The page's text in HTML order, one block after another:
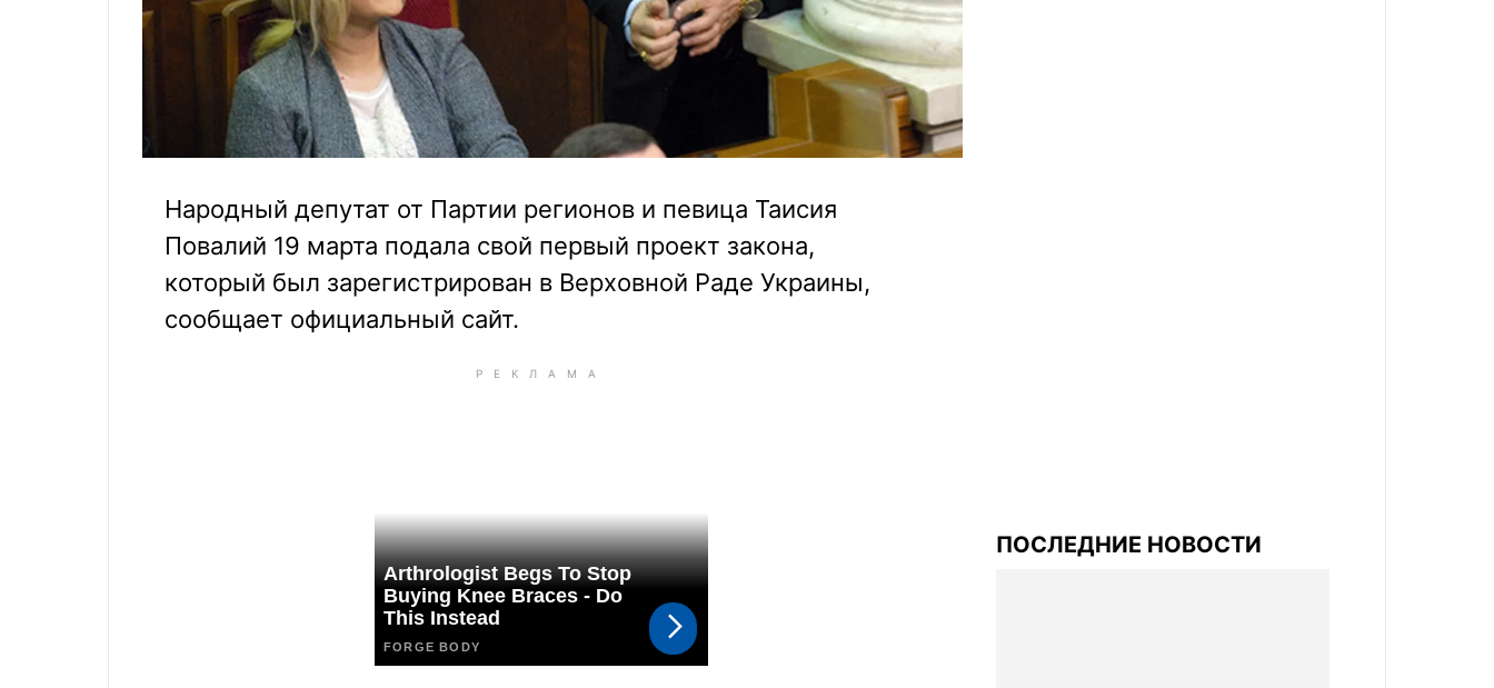
Народный депутат от Партии регионов и певица Таисия
Повалий 19 марта подала свой первый проект закона,
который был зарегистрирован в Верховной Раде Украины,
сообщает официальный сайт.
ПОСЛЕДНИЕ НОВОСТИ